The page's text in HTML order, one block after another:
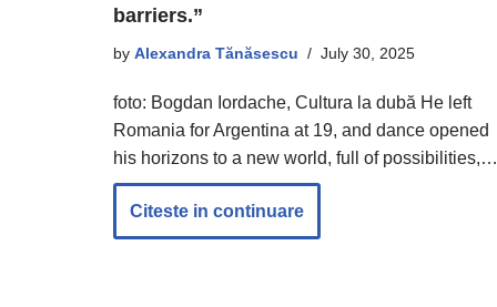
barriers.”
by Alexandra Tănăsescu July 30, 2025
foto: Bogdan Iordache, Cultura la dubă He left
Romania for Argentina at 19, and dance opened
his horizons to a new world, full of
Citeste in continuare